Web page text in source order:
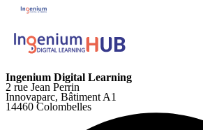
Ingenium Digital Learning
2 rue Jean Perrin
Innovaparc, Bâtiment A1
14460 Colombelles